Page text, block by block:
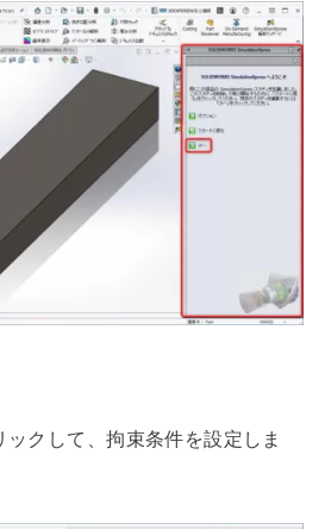
ックして、拘束条件を設定しま